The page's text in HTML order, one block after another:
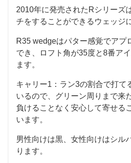
2010年に発売されたRシリーズ
チをすることができるウェッジ
R35 wedgeはパター感覚でアプ
でき、ロフト角が35度と8番ア
ます。
キャリー1：ラン3の割合で打て
いるので、グリーン周りまで来
負けることなく安心して寄せる
います。
男性向けは黒、女性向けはシル
ります。